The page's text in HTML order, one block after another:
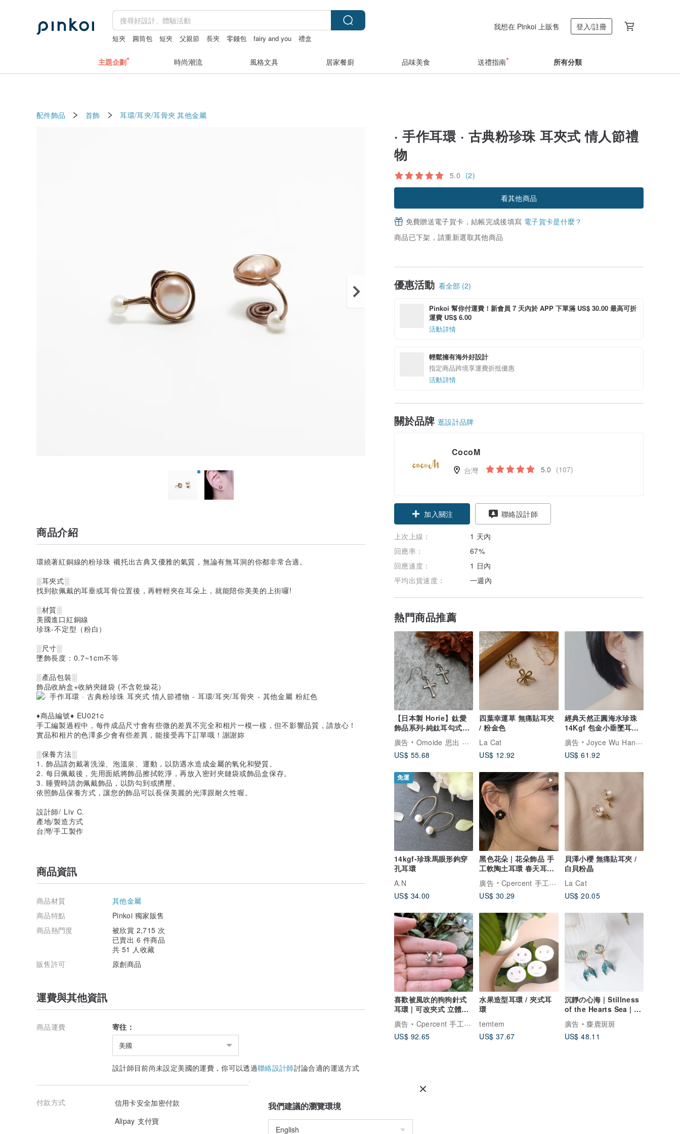
短夾 圓筒包 短夾 父親節 長夾 零錢包 fairy and you 禮盒
我想在 Pinkoi 上販售 登入/註冊
主題企劃 時尚潮流 風格文具 居家餐廚 品味美食 送禮指南 所有分類
配件飾品 首飾 耳環/耳夾/耳骨夾 其他金屬
· 手作耳環 · 古典粉珍珠 耳夾式 情人節禮
物
5.0 (2)
看其他商品
免費贈送電子賀卡，結帳完成後填寫 電子賀卡是什麼？
商品已下架，請重新選取其他商品
優惠活動 看全部 (2)
Pinkoi 幫你付運費！新會員 7 天內於 APP 下單滿 US$ 30.00 最高可折
運費 US$ 6.00
活動詳情
輕鬆擁有海外好設計
指定商品跨境享運費折抵優惠
活動詳情
關於品牌 逛設計品牌
CocoM
台灣 5.0 (107)
加入關注 聯絡設計師
上次上線：
1 天內
回應率：
67%
回應速度：
1 日內
平均出貨速度：
一週內
熱門商品推薦
【日本製 Horie】鈦愛
飾品系列-純鈦耳勾式十
字耳環-銀
廣告
Omoide 思出 生活館
US$ 55.68
四葉幸運草 無痛貼耳夾
/ 粉金色
La Cat
US$ 12.92
經典天然正圓海水珍珠
14Kgf 包金小垂墜耳環 |
可改耳勾 耳夾
廣告
Joyce Wu Handmade Jewelry
US$ 61.92
免運
14kgf-珍珠馬眼形鉤穿
孔耳環
A.N
US$ 34.00
黑色花朵 | 花朵飾品 手
工軟陶土耳環 春天耳環
母親節禮物 手作
廣告
Cpercent 手工飾品
US$ 30.29
貝澤小櫻 無痛貼耳夾 /
白貝粉晶
La Cat
US$ 20.05
喜歡被風吹的狗狗針式
耳環 | 可改夾式 立體動
物 925純銀 情人節
廣告
Cpercent 手工飾品
US$ 92.65
水果造型耳環 / 夾式耳
環
temtem
US$ 37.67
沉靜の心海 | Stillness
of the Hearts Sea | 夾
式耳環
廣告
麋鹿斑斑
US$ 48.11
商品介紹
環繞著紅銅線的粉珍珠 襯托出古典又優雅的氣質，無論有無耳洞的你都非常合適。
░耳夾式░
找到欲佩戴的耳垂或耳骨位置後，再輕輕夾在耳朵上，就能陪你美美的上街囉!
░材質░
美國進口紅銅線
珍珠-不定型（粉白）
░尺寸░
墜飾長度：0.7~1cm不等
░產品包裝░
飾品收納盒+收納夾鏈袋 (不含乾燥花）
♦商品編號♦ EU021c
手工編製過程中，每件成品尺寸會有些微的差異不完全和相片一模一樣，但不影響品質，請放心！
實品和相片的色澤多少會有些差異，能接受再下訂單哦！謝謝妳
░保養方法░
1. 飾品請勿戴著洗澡、泡溫泉、運動，以防遇水造成金屬的氧化和變質。
2. 每日佩戴後，先用面紙將飾品擦拭乾淨，再放入密封夾鏈袋或飾品盒保存。
3. 睡覺時請勿佩戴飾品，以防勾到或擠壓。
依照飾品保養方式，讓您的飾品可以長保美麗的光澤跟耐久性喔。
設計師/ Liv C.
產地/製造方式
台灣/手工製作
商品資訊
商品材質
其他金屬
商品特點
Pinkoi 獨家販售
商品熱門度
被欣賞 2,715 次
已賣出 6 件商品
共 51 人收藏
販售許可
原創商品
運費與其他資訊
商品運費 寄往：
美國
設計師目前尚未設定美國的運費，你可以透過聯絡設計師討論合適的運送方式
付款方式
信用卡安全加密付款
Alipay 支付寶
我們建議的瀏覽環境